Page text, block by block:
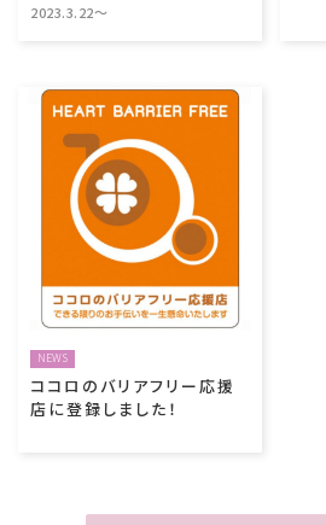
2023.3.22～
NEWS
ココロのバリアフリー応援
店に登録しました！